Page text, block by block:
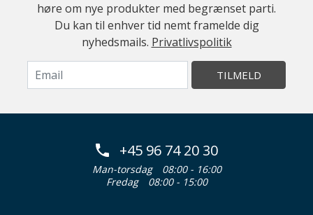
høre om nye produkter med begrænset parti.
Du kan til enhver tid nemt framelde dig
nyhedsmails. Privatlivspolitik
TILMELD
+45 96 74 20 30
Man-torsdag
08:00 - 16:00
Fredag
08:00 - 15:00